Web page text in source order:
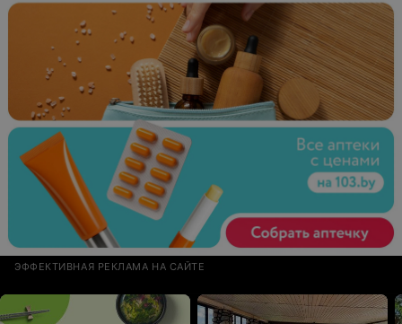
ЭФФЕКТИВНАЯ РЕКЛАМА НА САЙТЕ